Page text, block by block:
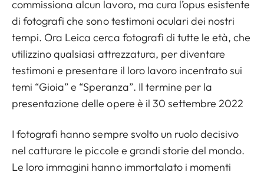
commissiona alcun lavoro, ma cura l’opus esistente
di fotografi che sono testimoni oculari dei nostri
tempi. Ora Leica cerca fotografi di tutte le età, che
utilizzino qualsiasi attrezzatura, per diventare
testimoni e presentare il loro lavoro incentrato sui
temi “Gioia” e “Speranza”. Il termine per la
presentazione delle opere è il 30 settembre 2022
I fotografi hanno sempre svolto un ruolo decisivo
nel catturare le piccole e grandi storie del mondo.
Le loro immagini hanno immortalato i momenti